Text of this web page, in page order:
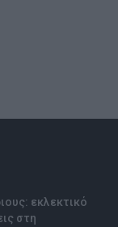
εκλεκτικό
στη